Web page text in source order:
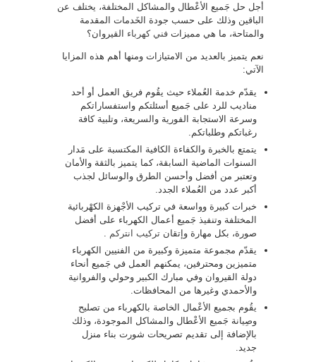
أجل حل جَميع الأعْطال والمشاكل المختلفة، يختلف عن
الباقين وذلك على حسب جودة الخَدمات المقدمة
والمتاحة، ما هي مميزات فني كهرباء القيروان؟
نعم يتميز بالعديد من الامتيازات ومنها أهم هذه المزايا
الآتي:
يقدّم خدمة العُملاء حيث يقُوم فريق العمل أو أحد
مناديب للرد على جَميع أسئلتكم واستفساراتكم
وسرعة الاستجابة الفورية والسريعة، وتلبية كافة
رغباتكم وطلباتكم.
يتمتع بالخبرة والكفاءة الكافية المكتسبة على مَدار
السنوات الماضية السابقة، كما يتميز بالثقة والأمان
وتعتبر من أفضل وأحسن الطرق والوسائل لجذب
أكبر عدد من العُملاء الجدد.
خبرات كبيرة وواسعة في تركيب الأجْهزة الكهْربائية
المختلفة وتنفيذ جَميع أعمال الكهرباء على أفضل
صورة، بكل مهارة وإتقان تركيب انتركم
يقدّم مجموعة متميزة وكبيرة من الفنيين الكهرباء
متميزين ومحترفين، يمكنهم العمل في جَميع أنحاء
دولة القيروان وفي مبارك الكبير وحولي والفروانية
والأحمدي وغيرها من المحافظات.
يقُوم بجميع الأعْمال الخاصة بالكهرباء من تصليح
وصِيانة جَميع الأعْطال والمشاكل الموجودة، وذلك
بالإضافة إلى تقديم تصريحات شورت بناء منزل
جديد.